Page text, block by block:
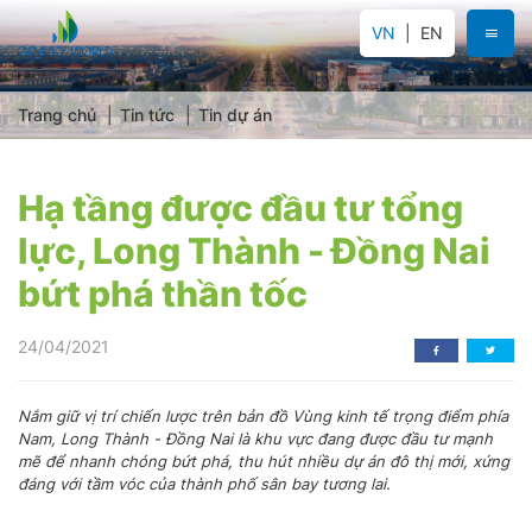
VN EN
Trang chủ Tin tức Tin dự án
Hạ tầng được đầu tư tổng
lực, Long Thành - Đồng Nai
bứt phá thần tốc
24/04/2021
Nắm giữ vị trí chiến lược trên bản đồ Vùng kinh tế trọng điểm phía
Nam, Long Thành - Đồng Nai là khu vực đang được đầu tư mạnh
mẽ để nhanh chóng bứt phá, thu hút nhiều dự án đô thị mới, xứng
đáng với tầm vóc của thành phố sân bay tương lai.